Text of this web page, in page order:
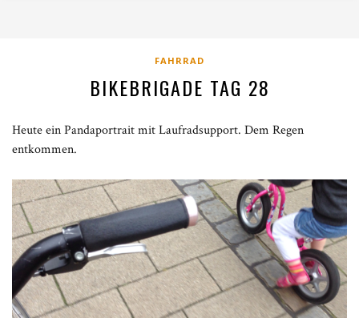
FAHRRAD
BIKEBRIGADE TAG 28
Heute ein Pandaportrait mit Laufradsupport. Dem Regen
entkommen.